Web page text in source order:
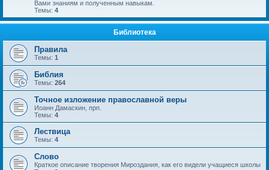
Вами знаниям и полученным навыкам.
Темы: 4
Библиотека
Правила
Темы: 1
Библия
Темы: 264
Точное изложение православной веры
Иоанн Дамаскин, прп.
Темы: 4
Лествица
Темы: 4
Слово
Краткое описание творения Мироздания, как его видели учащиеся школы